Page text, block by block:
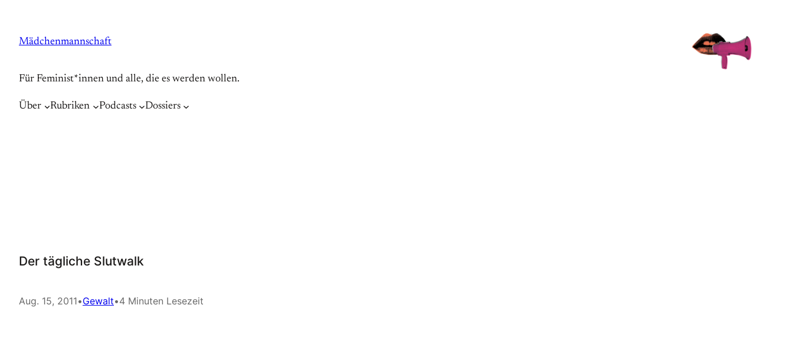
springen
Mädchenmannschaft
Für Feminist*innen und alle, die es werden wollen.
Über Rubriken Podcasts Dossiers
Der tägliche Slutwalk
Aug. 15, 2011•Gewalt•4 Minuten Lesezeit